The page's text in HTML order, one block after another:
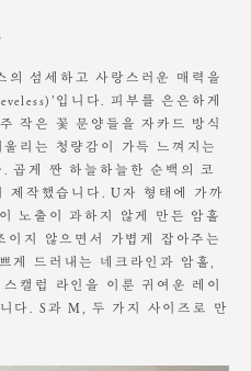
178cm / Waist 24"
음. 스팀 다림질 권장
세탁 잘못으로 인한
습니다.
의 섬세하고 사랑스러운 매력을
입니다. 피부를 은은하게
작은 꽃 문양들을 자카드 방식
리는 청량감이 가득 느껴지는
곱게 짠 하늘하늘한 순백의 코
제작했습니다. U자 형태에 가까
노출이 과하지 않게 만든 암홀
지 않으면서 가볍게 잡아주는
게 드러내는 네크라인과 암홀,
캘럽 라인을 이룬 귀여운 레이
다. S과 M, 두 가지 사이즈로 만